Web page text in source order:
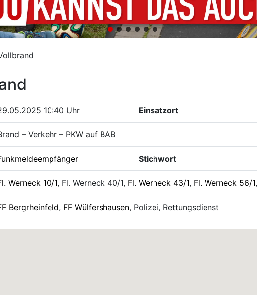
10:40 Uhr Einsatzort
– Verkehr – PKW auf BAB
Stichwort
Werneck 10/1, Fl. Werneck 40/1, Fl. Werneck 43/1, Fl. Werneck 56/1,
Bergrheinfeld, FF Wülfershausen, Polizei, Rettungsdienst